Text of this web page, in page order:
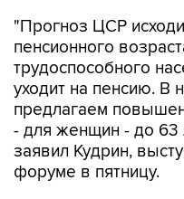
"Прогноз ЦСР
пенсионного
трудоспособного
уходит на пенсию. В
предлагаем
- для женщин - до 63
заявил Кудрин,
форуме в пятницу.